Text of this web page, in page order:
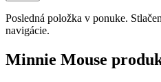
Posledná položka v ponuke.
navigácie.
Minnie Mouse